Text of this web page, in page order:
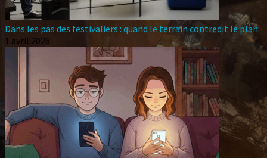
Dans les pas des festivaliers : quand le terrain contredit le plan
1 avril 2026